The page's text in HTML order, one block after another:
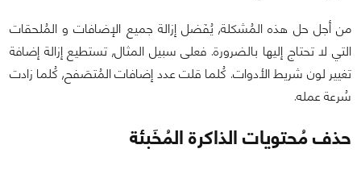
من أجل حل هذه المُشكلة, يُفَضل إزالة جميع الإضافات و المُلحقات
التي لا تحتاج إليها بالضرورة. فعلى سبيل المثال, تستطيع إزالة إضافة
تغيير لون شريط الأدوات. كُلما قلت عدد إضافات المُتصَفح, كُلما زادت
سُرعة عمله.
حذف مُحتويات الذاكرة المُخَبئة